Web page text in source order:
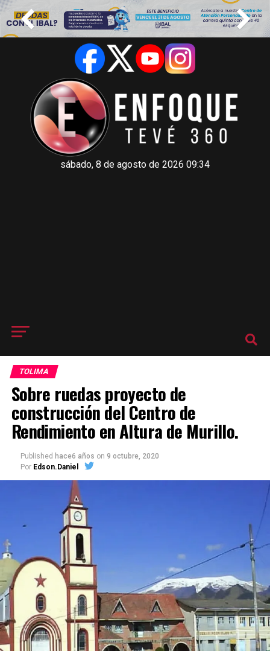
sábado, 8 de agosto de 2026 09:34
TOLIMA
Sobre ruedas proyecto de
construcción del Centro de
Rendimiento en Altura de Murillo.
Published hace6 años on 9 octubre, 2020
Por Edson.Daniel